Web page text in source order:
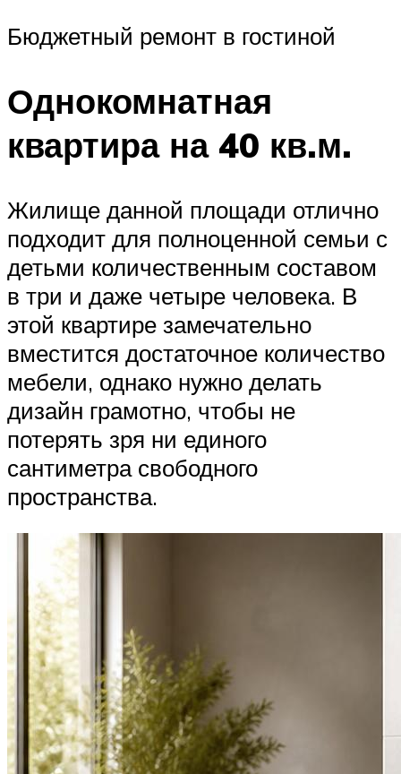
Бюджетный ремонт в гостиной
Однокомнатная
квартира на 40 кв.м.
Жилище данной площади отлично
подходит для полноценной семьи с
детьми количественным составом
в три и даже четыре человека. В
этой квартире замечательно
вместится достаточное количество
мебели, однако нужно делать
дизайн грамотно, чтобы не
потерять зря ни единого
сантиметра свободного
пространства.